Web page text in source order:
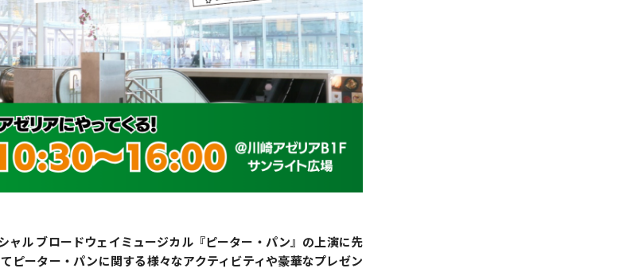
ャル ブロードウェイミュージカル『ピーター・パン』の上演に先
ピーター・パンに関する様々なアクティビティや豪華なプレゼン